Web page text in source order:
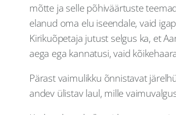
mõtte ja selle põhiväärtuste
elanud oma elu iseendale, vaid
Kirikuõpetaja jutust selgus ka, et
aega ega kannatusi, vaid
Pärast vaimulikku õnnistavat
andev ülistav laul, mille